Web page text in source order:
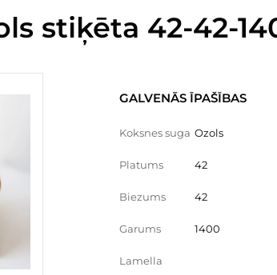
stiķēta 42-42-
GALVENĀS ĪPAŠĪBAS
Koksnes suga Ozols
Platums 42
Biezums 42
Garums 1400
Lamella